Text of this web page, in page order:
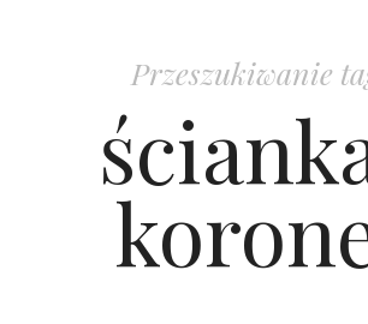
KSIĄŻKI BRIDELLE
Przeszukiwanie